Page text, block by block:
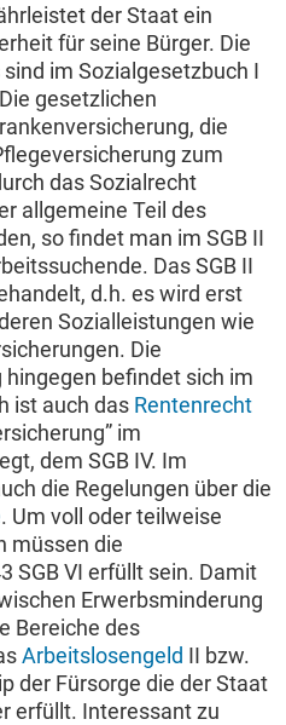
der Staat ein
für seine Bürger. Die
im Sozialgesetzbuch I
gesetzlichen
die
zum
das Sozialrecht
allgemeine Teil des
so findet man im SGB II
Das SGB II
d.h. es wird erst
Sozialleistungen wie
Die
befindet sich im
ist auch das Rentenrecht
im
dem SGB IV. Im
die Regelungen über die
. Um voll oder teilweise
müssen die
SGB VI erfüllt sein. Damit
Erwerbsminderung
Bereiche des
Arbeitslosengeld II bzw.
der Fürsorge die der Staat
erfüllt. Interessant zu